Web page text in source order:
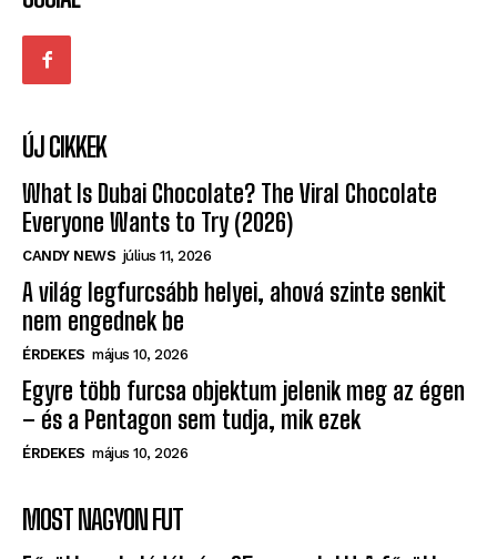
SOCIAL
ÚJ CIKKEK
What Is Dubai Chocolate? The Viral Chocolate
Everyone Wants to Try (2026)
CANDY NEWS július 11, 2026
A világ legfurcsább helyei, ahová szinte senkit
nem engednek be
ÉRDEKES május 10, 2026
Egyre több furcsa objektum jelenik meg az égen
ÉRDEKES május 10, 2026